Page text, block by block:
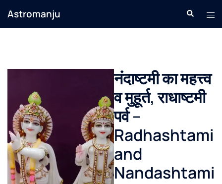
Astromanju Search
नंदाष्टमी का महत्त्व
व मुहूर्त, राधाष्टमी
पर्व –
Radhashtami
and
Nandashtami